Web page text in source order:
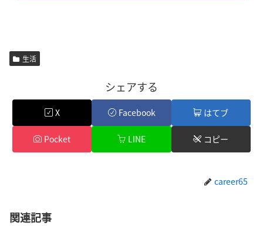
生活
シェアする
X Facebook はてブ
Pocket LINE コピー
career65
関連記事